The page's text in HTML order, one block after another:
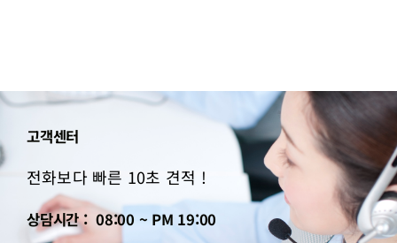
고객센터
전화보다 빠른 10초 견적 !
상담시간 : 08:00 ~ PM 19:00